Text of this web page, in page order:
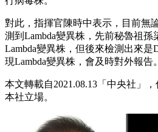
對此，指揮官陳時中表示，目前無
測到Lambda變異株，先前秘魯祖孫
Lambda變異株，但後來檢測出來是
現Lambda變異株，會及時對外報告。
本文轉載自2021.08.13「中央社」，
本社立場。